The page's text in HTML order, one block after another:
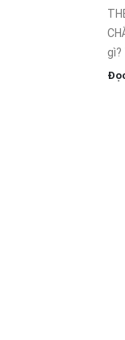
gì?